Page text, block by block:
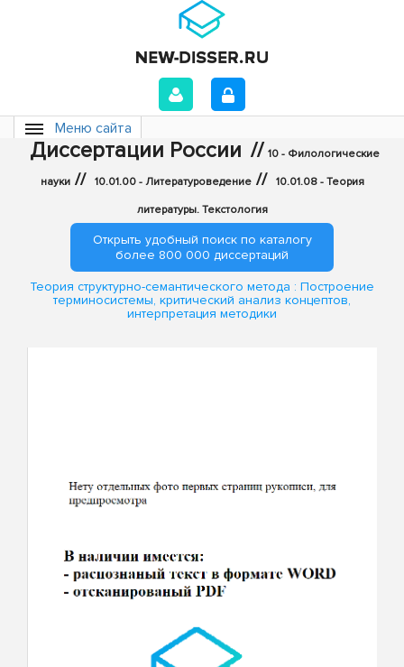
Меню сайта
Диссертации России // 10 - Филологические
науки // 10.01.00 - Литературоведение // 10.01.08 - Теория
литературы. Текстология
Открыть удобный поиск по каталогу
более 800 000 диссертаций
Теория структурно-семантического метода : Построение
терминосистемы, критический анализ концептов,
интерпретация методики